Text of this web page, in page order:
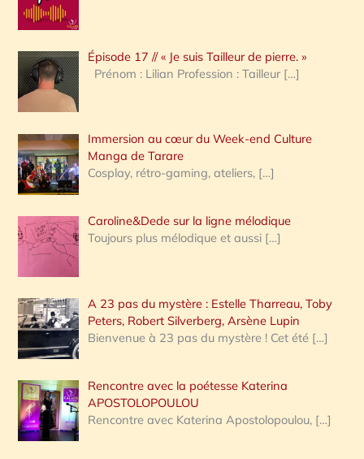
r
c
h
e
:
Épisode 17 // « Je suis Tailleur de pierre. »
Prénom : Lilian Profession : Tailleur […]
Immersion au cœur du Week-end Culture
Manga de Tarare
Cosplay, rétro-gaming, ateliers, […]
Caroline&Dede sur la ligne mélodique
Toujours plus mélodique et aussi […]
A 23 pas du mystère : Estelle Tharreau, Toby
Peters, Robert Silverberg, Arsène Lupin
Bienvenue à 23 pas du mystère ! Cet été […]
Rencontre avec la poétesse Katerina
APOSTOLOPOULOU
Rencontre avec Katerina Apostolopoulou, […]